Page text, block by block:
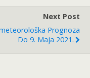
Next Post
Prognoza
Do 9. Maja 2021.